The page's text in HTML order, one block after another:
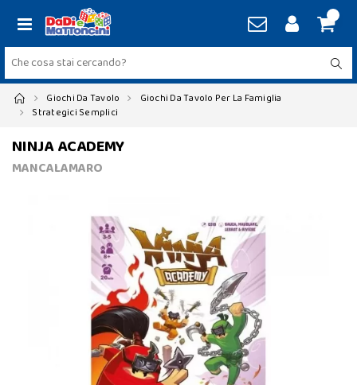
Giochi Da Tavolo
Giochi Da Tavolo Per La Famiglia
Strategici Semplici
NINJA ACADEMY
MANCALAMARO